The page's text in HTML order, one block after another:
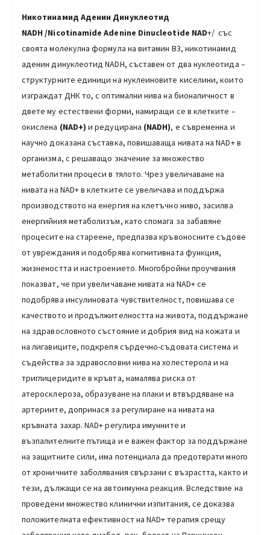
Никотинамид Аденин Динуклеотид
NADH /Nicotinamide Adenine Dinucleotide NAD+/ със
своята молекулна формула на витамин В3, никотинамид
аденин динуклеотид NADH, съставен от два нуклеотида –
структурните единици на нуклеиновите киселини, които
изграждат ДНК то, с оптимални нива на бионаличност в
двете му естествени форми, намиращи се в клетките –
окислена (NAD+) и редуцирана (NADH), е съвременна и
научно доказана съставка, повишаваща нивата на NAD+ в
организма, с решаващо значение за множество
метаболитни процеси в тялото. Чрез увеличаване на
нивата на NAD+ в клетките се увеличава и поддържа
производството на енергия на клетъчно ниво, засилва
енергийния метаболизъм, като спомага за забавяне
процесите на стареене, предпазва кръвоносните съдове
от увреждания и подобрява когнитивната функция,
жизнеността и настроението. Многобройни проучвания
показват, че при увеличаване нивата на NAD+ се
подобрява инсулиновата чувствителност, повишава се
качеството и продължителността на живота, поддържане
на здравословното състояние и добрия вид на кожата и
на лигавиците, подкрепя сърдечно-съдовата система и
съдейства за здравословни нива на холестерола и на
триглицеридите в кръвта, намалява риска от
атеросклероза, образуване на плаки и втвърдяване на
артериите, допринася за регулиране на нивата на
кръвната захар. NAD+ регулира имунните и
възпалителните пътища и е важен фактор за поддържане
на защитните сили, има потенциала да предотврати много
от хроничните заболявания свързани с възрастта, както и
тези, дължащи се на автоимунна реакция. Вследствие на
проведени множество клинични изпитания, се доказва
положителната ефективност на NAD+ терапия срещу